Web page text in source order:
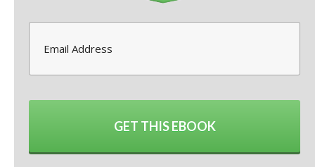
Leonardo Bellini
Archiviato in:Personal branding,social media strategy
GET THIS EBOOK